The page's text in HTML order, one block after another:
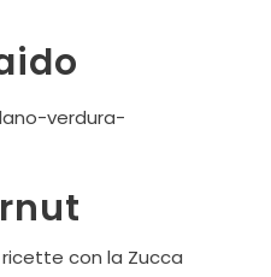
con la Zucca